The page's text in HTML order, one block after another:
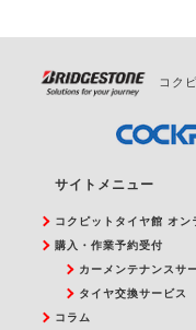
コク
サイトメニュー
コクピットタイヤ館 オン
購入・作業予約受付
カーメンテナンスサ
タイヤ交換サービス
コラム